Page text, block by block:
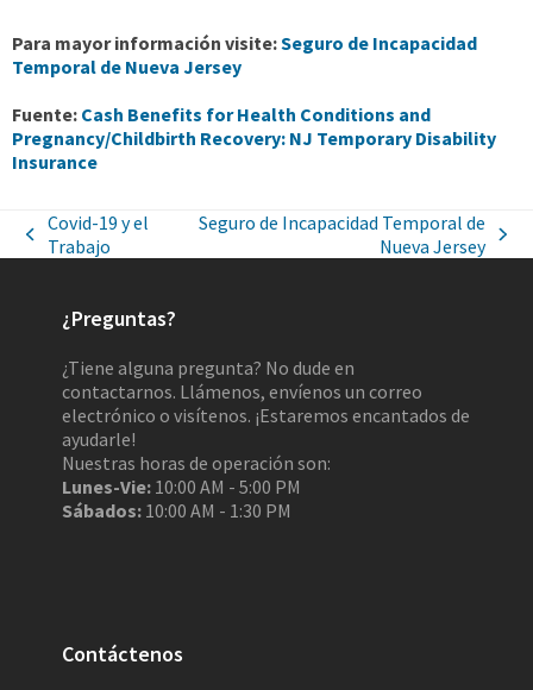
Para mayor información visite:Seguro de Incapacidad
Temporal de Nueva Jersey
Fuente: Cash Benefits for Health Conditions and
Pregnancy/Childbirth Recovery: NJ Temporary Disability
Insurance
Covid-19 y el
Trabajo
Seguro de Incapacidad Temporal de
Nueva Jersey
¿Preguntas?
¿Tiene alguna pregunta? No dude en
contactarnos. Llámenos, envíenos un correo
electrónico o visítenos. ¡Estaremos encantados de
ayudarle!
Nuestras horas de operación son:
Lunes-Vie: 10:00 AM - 5:00 PM
Sábados: 10:00 AM - 1:30 PM
Contáctenos